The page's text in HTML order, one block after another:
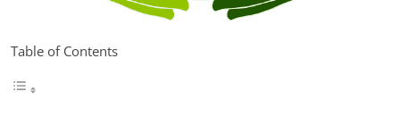
Table of Contents